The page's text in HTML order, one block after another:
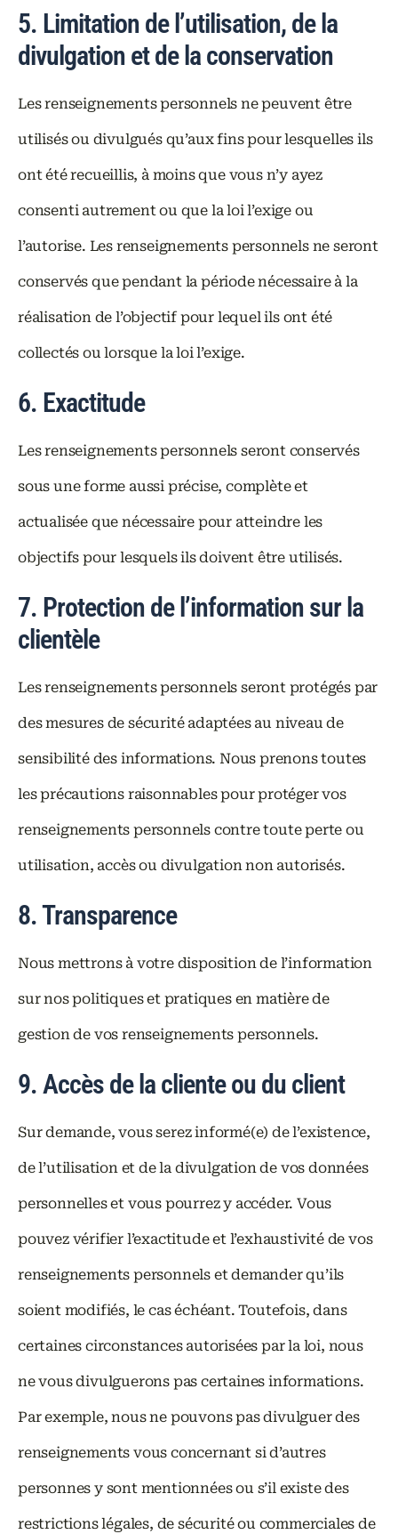
5. Limitation de l’utilisation, de la
divulgation et de la conservation
Les renseignements personnels ne peuvent être
utilisés ou divulgués qu’aux fins pour lesquelles ils
ont été recueillis, à moins que vous n’y ayez
consenti autrement ou que la loi l’exige ou
l’autorise. Les renseignements personnels ne seront
conservés que pendant la période nécessaire à la
réalisation de l’objectif pour lequel ils ont été
collectés ou lorsque la loi l’exige.
6. Exactitude
Les renseignements personnels seront conservés
sous une forme aussi précise, complète et
actualisée que nécessaire pour atteindre les
objectifs pour lesquels ils doivent être utilisés.
7. Protection de l’information sur la
clientèle
Les renseignements personnels seront protégés par
des mesures de sécurité adaptées au niveau de
sensibilité des informations. Nous prenons toutes
les précautions raisonnables pour protéger vos
renseignements personnels contre toute perte ou
utilisation, accès ou divulgation non autorisés.
8. Transparence
Nous mettrons à votre disposition de l’information
sur nos politiques et pratiques en matière de
gestion de vos renseignements personnels.
9. Accès de la cliente ou du client
Sur demande, vous serez informé(e) de l’existence,
de l’utilisation et de la divulgation de vos données
personnelles et vous pourrez y accéder. Vous
pouvez vérifier l’exactitude et l’exhaustivité de vos
renseignements personnels et demander qu’ils
soient modifiés, le cas échéant. Toutefois, dans
certaines circonstances autorisées par la loi, nous
ne vous divulguerons pas certaines informations.
Par exemple, nous ne pouvons pas divulguer des
renseignements vous concernant si d’autres
personnes y sont mentionnées ou s’il existe des
restrictions légales, de sécurité ou commerciales de